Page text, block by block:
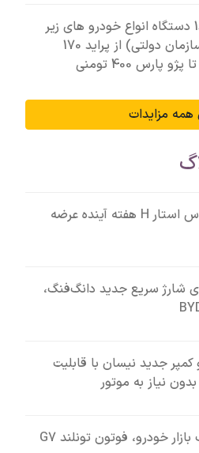
مزایده 18 دستگاه انواع خودرو های زیر
قیمت (سازمان دولتی) از پراید 170
پارس 400 تومنی
مزایدات
🔴مکسوس استار H هفته آینده عرضه
شارژ سریع جدید دانگ‌فنگ،
جدید نیسان با قابلیت
نیاز به موتور
از عجایب بازار خودرو، فوتون تونلند G7